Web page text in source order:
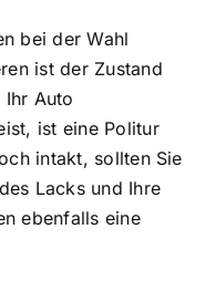
bei der Wahl
ist der Zustand
Ihr Auto
ist eine Politur
intakt, sollten Sie
Lacks und Ihre
ebenfalls eine